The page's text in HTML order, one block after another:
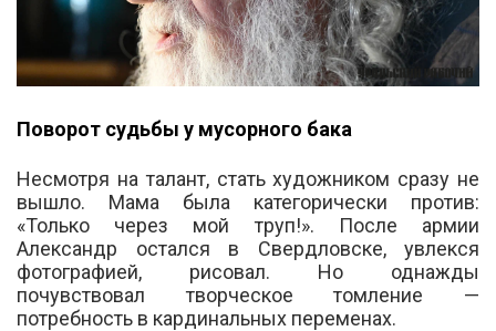
Поворот судьбы у мусорного бака
Несмотря на талант, стать художником сразу не
вышло. Мама была категорически против:
«Только через мой труп!». После армии
Александр остался в Свердловске, увлекся
фотографией, рисовал. Но однажды
почувствовал творческое томление —
потребность в кардинальных переменах.